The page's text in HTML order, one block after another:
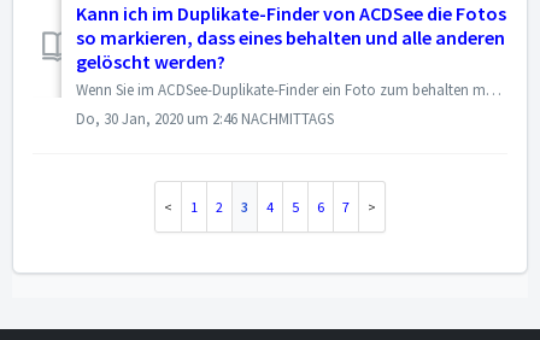
Kann ich im Duplikate-Finder von ACDSee die Fotos
so markieren, dass eines behalten und alle anderen
gelöscht werden?
Wenn Sie im ACDSee-Duplikate-Finder ein Foto zum behalten markieren wollen, alle anderen jedoch gelöscht werden sollen, gehen Sie wie folgt vor: Mark...
Do, 30 Jan, 2020 um 2:46 NACHMITTAGS
1 2 3 4 5 6 7